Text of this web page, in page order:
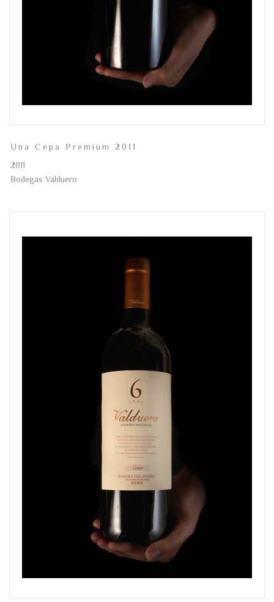
Una Cepa Premium 2011
2011
Bodegas Valduero